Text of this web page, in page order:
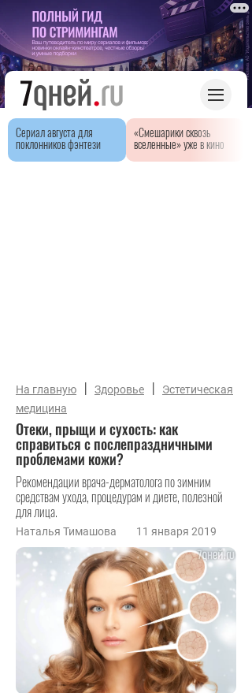
Сериал августа для
поклонников фэнтези
«Смешарики сквозь
вселенные» уже в кино
На главную | Здоровье |
Эстетическая
медицина
Отеки, прыщи и сухость: как
справиться с послепраздничными
проблемами кожи?
Рекомендации врача-дерматолога по зимним
средствам ухода, процедурам и диете, полезной
для лица.
Наталья Тимашова 11 января 2019